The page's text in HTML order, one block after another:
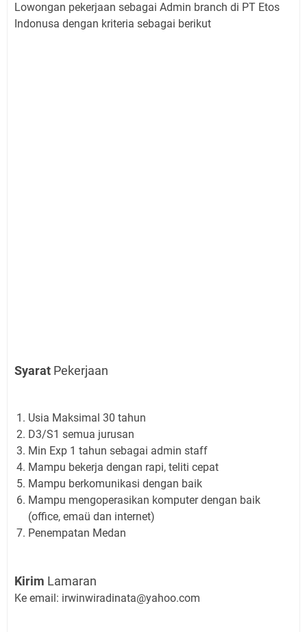
Lowongan pekerjaan sebagai Admin branch di PT Etos
Indonusa dengan kriteria sebagai berikut
Syarat Pekerjaan
Usia Maksimal 30 tahun
D3/S1 semua jurusan
Min Exp 1 tahun sebagai admin staff
Mampu bekerja dengan rapi, teliti cepat
Mampu berkomunikasi dengan baik
Mampu mengoperasikan komputer dengan baik
(office, emaü dan internet)
Penempatan Medan
Kirim Lamaran
Ke email: irwinwiradinata@yahoo.com